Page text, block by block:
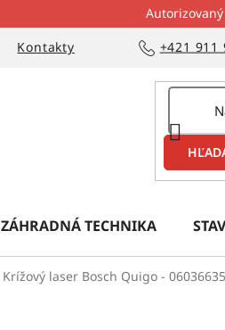
Kontakty +421 911
ZÁHRADNÁ TECHNIKA
Krížový laser Bosch Quigo -